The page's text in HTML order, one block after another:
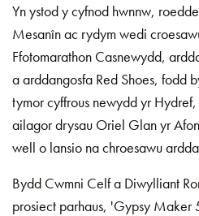
Yn ystod y cyfnod hwnnw,
Mesanîn ac rydym wedi
Ffotomarathon Casnewydd,
a arddangosfa Red Shoes, fodd
tymor cyffrous newydd yr
ailagor drysau Oriel Glan yr
well o lansio na chroesawu
Bydd Cwmni Celf a Diwylliant
prosiect parhaus, 'Gypsy Maker